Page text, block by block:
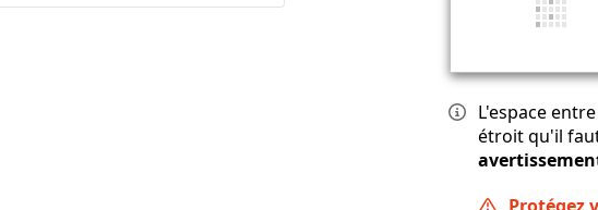
L'espace
étroit qu'il
Protégez